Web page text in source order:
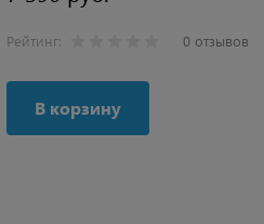
Рейтинг: 0 отзывов
В корзину